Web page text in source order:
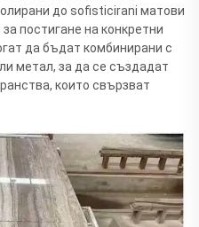
до sofisticirani матови
постигане на конкретни
да бъдат комбинирани с
метал, за да се създадат
които свързват